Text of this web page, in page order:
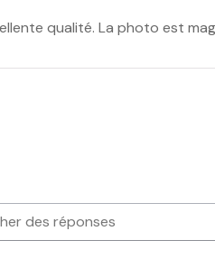
qualité. La photo est